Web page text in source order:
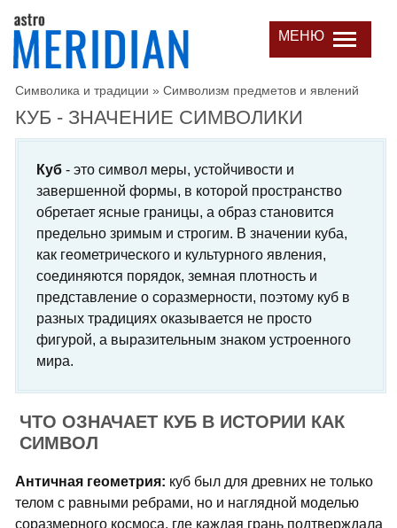
МЕНЮ
Символика и традиции » Символизм предметов и явлений
КУБ - ЗНАЧЕНИЕ СИМВОЛИКИ
Куб - это символ меры, устойчивости и
завершенной формы, в которой пространство
обретает ясные границы, а образ становится
предельно зримым и строгим. В значении куба,
как геометрического и культурного явления,
соединяются порядок, земная плотность и
представление о соразмерности, поэтому куб в
разных традициях оказывается не просто
фигурой, а выразительным знаком устроенного
мира.
ЧТО ОЗНАЧАЕТ КУБ В ИСТОРИИ КАК
СИМВОЛ
Античная геометрия: куб был для древних не только
телом с равными ребрами, но и наглядной моделью
соразмерного космоса, где каждая грань подтверждала